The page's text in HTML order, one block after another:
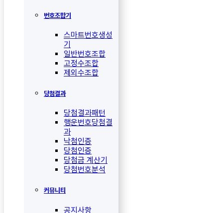
번호조합기
스마트번호생성
기
일반번호조합
고정수조합
제외수조합
당첨결과
당첨결과패턴
행운번호당첨결
과
낙첨인증
당첨인증
당첨금 계산기
당첨번호분석
커뮤니티
공지사항